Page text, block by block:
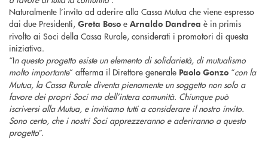
Naturalmente l’invito ad aderire alla Cassa Mutua che viene espresso
dai due Presidenti, Greta Boso e Arnaldo Dandrea è in primis
rivolto ai Soci della Cassa Rurale, considerati i promotori di questa
iniziativa.
“In questo progetto esiste un elemento di solidarietà, di mutualismo
molto importante” afferma il Direttore generale Paolo Gonzo “con la
Mutua, la Cassa Rurale diventa pienamente un soggetto non solo a
favore dei propri Soci ma dell’intera comunità. Chiunque può
iscriversi alla Mutua, e invitiamo tutti a considerare il nostro invito.
Sono certo, che i nostri Soci apprezzeranno e aderiranno a questo
progetto”.